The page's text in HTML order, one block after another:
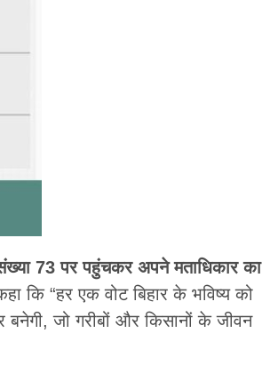
73 पर पहुंचकर अपने मताधिकार का
कि “हर एक वोट बिहार के भविष्य को
जो गरीबों और किसानों के जीवन